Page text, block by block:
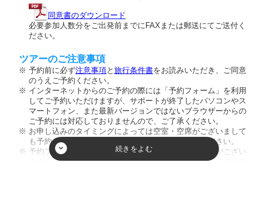
同意書のダウンロード
必要参加人数分をご出発前までにFAXまたは郵送にてご送付く
ださい。
ツアーのご注意事項
予約前に必ず注意事項と旅行条件書をお読みいただき、ご同意
のうえご予約ください。
インターネットからのご予約の際には「予約フォーム」を利用
してご予約いただけますが、サポートが終了したパソコンやス
マートフォン、また最新バージョンではないブラウザーからの
ご予約には対応しておりませんので、ご了承ください。
お申し込みのタイミングによっては空室・空席がございまして
も予約が成立しない場合がございますのでご了承ください。
予約フォーム内の人数欄に幼児のお客様の人数入力枠がござい
ますが、ご入力頂きましてもご人数に反映致しません。ご注意